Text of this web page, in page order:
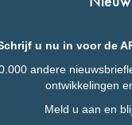
u nu in voor de
andere
ontwikkelingen
Meld u aan en